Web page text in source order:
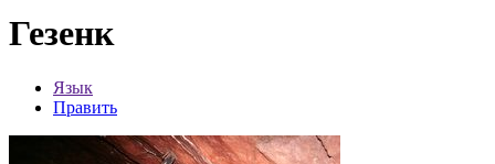
Гезенк
Язык
Править